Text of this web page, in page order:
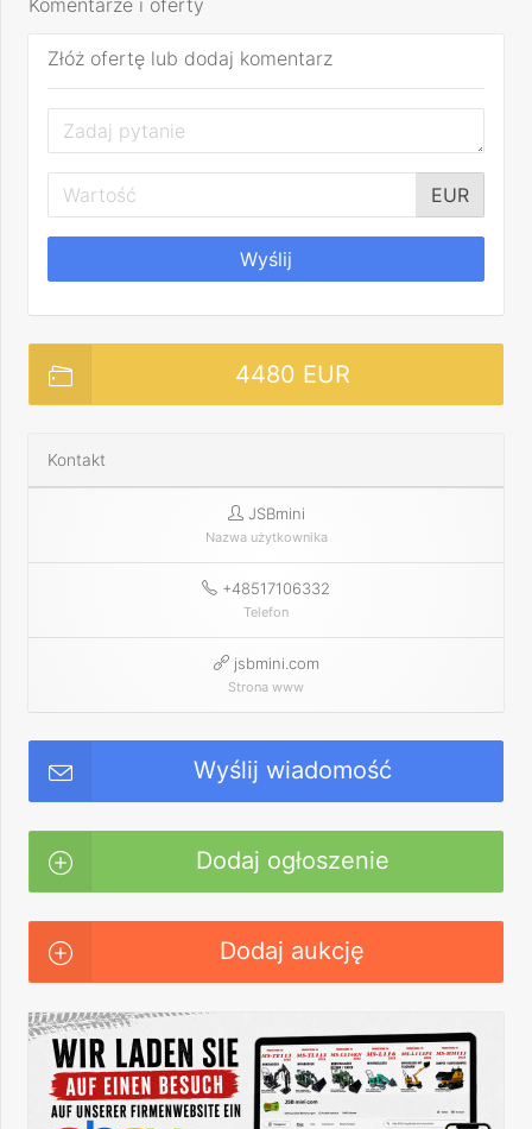
Komentarze i oferty
Złóż ofertę lub dodaj komentarz
EUR
Wyślij
4480 EUR
Kontakt
JSBmini
Nazwa użytkownika
+48517106332
Telefon
jsbmini.com
Strona www
Wyślij wiadomość
Dodaj ogłoszenie
Dodaj aukcję